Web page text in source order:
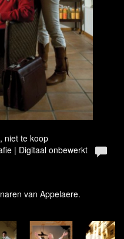
niet te koop
| Digitaal onbewerkt
van Appelaere.